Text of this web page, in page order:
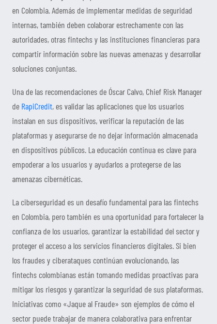
en Colombia. Además de implementar medidas de seguridad
internas, también deben colaborar estrechamente con las
autoridades, otras fintechs y las instituciones financieras para
compartir información sobre las nuevas amenazas y desarrollar
soluciones conjuntas.
Una de las recomendaciones de Óscar Calvo, Chief Risk Manager
de RapiCredit, es validar las aplicaciones que los usuarios
instalan en sus dispositivos, verificar la reputación de las
plataformas y asegurarse de no dejar información almacenada
en dispositivos públicos. La educación continua es clave para
empoderar a los usuarios y ayudarlos a protegerse de las
amenazas cibernéticas.
La ciberseguridad es un desafío fundamental para las fintechs
en Colombia, pero también es una oportunidad para fortalecer la
confianza de los usuarios, garantizar la estabilidad del sector y
proteger el acceso a los servicios financieros digitales. Si bien
los fraudes y ciberataques continúan evolucionando, las
fintechs colombianas están tomando medidas proactivas para
mitigar los riesgos y garantizar la seguridad de sus plataformas.
Iniciativas como «Jaque al Fraude» son ejemplos de cómo el
sector puede trabajar de manera colaborativa para enfrentar